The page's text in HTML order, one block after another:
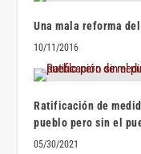
Una mala reforma
10/11/2016
Ratificación de
pueblo pero sin el
05/30/2021